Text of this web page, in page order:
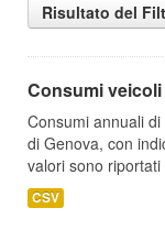
Risultato del
Consumi veicoli
Consumi annuali
di Genova, con
valori sono
CSV